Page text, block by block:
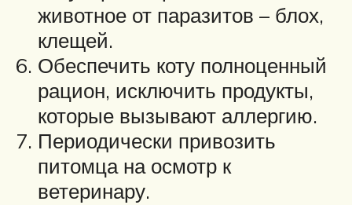
животное от паразитов – блох,
клещей.
Обеспечить коту полноценный
рацион, исключить продукты,
которые вызывают аллергию.
Периодически привозить
питомца на осмотр к
ветеринару.